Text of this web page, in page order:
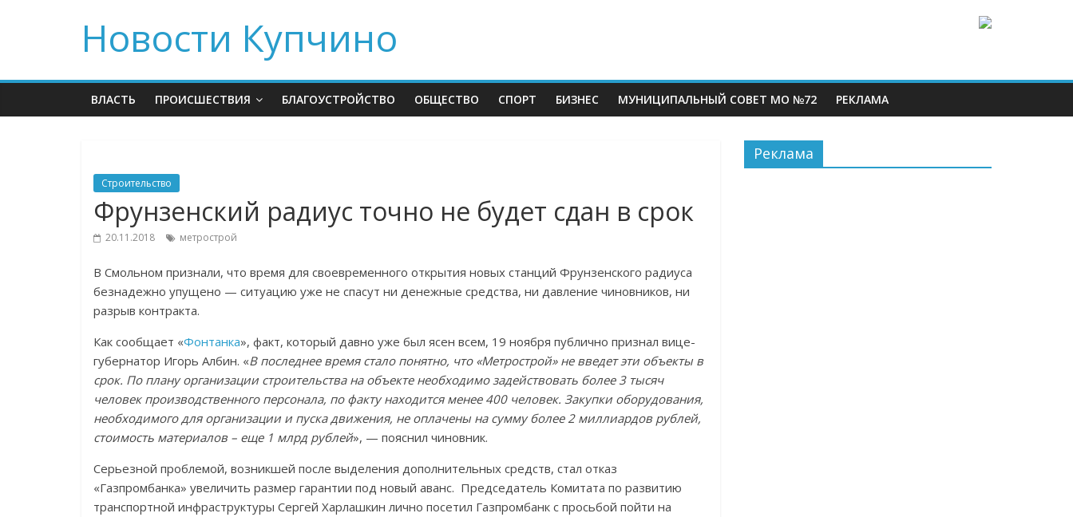
Новости Купчино
ВЛАСТЬ ПРОИСШЕСТВИЯ БЛАГОУСТРОЙСТВО ОБЩЕСТВО СПОРТ БИЗНЕС МУНИЦИПАЛЬНЫЙ СОВЕТ МО №72 РЕКЛАМА
Строительство
Фрунзенский радиус точно не будет сдан в срок
20.11.2018 метрострой
В Смольном признали, что время для своевременного открытия новых станций Фрунзенского радиуса
безнадежно упущено — ситуацию уже не спасут ни денежные средства, ни давление чиновников, ни
разрыв контракта.
Как сообщает «Фонтанка», факт, который давно уже был ясен всем, 19 ноября публично признал вице-
губернатор Игорь Албин. «В последнее время стало понятно, что «Метрострой» не введет эти объекты в
срок. По плану организации строительства на объекте необходимо задействовать более 3 тысяч
человек производственного персонала, по факту находится менее 400 человек. Закупки оборудования,
необходимого для организации и пуска движения, не оплачены на сумму более 2 миллиардов рублей,
стоимость материалов – еще 1 млрд рублей», — пояснил чиновник.
Серьезной проблемой, возникшей после выделения дополнительных средств, стал отказ
«Газпромбанка» увеличить размер гарантии под новый аванс. Председатель Комитата по развитию
транспортной инфраструктуры Сергей Харлашкин лично посетил Газпромбанк с просьбой пойти на
Реклама